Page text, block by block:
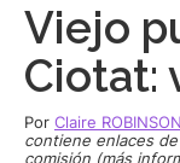
Le
de
et
Viejo
Ciotat:
Por Claire ROBINSON
contiene enlaces
comisión (más